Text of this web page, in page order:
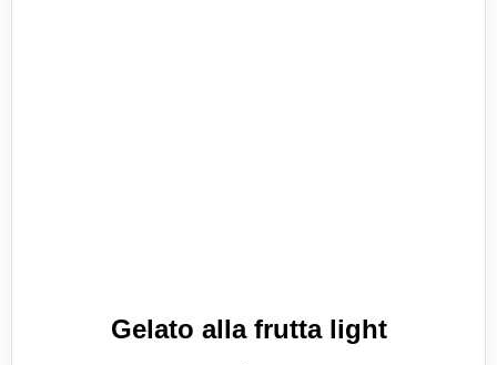
Gelato alla frutta light